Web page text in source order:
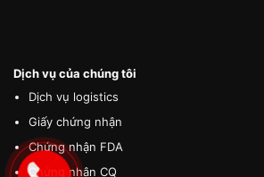
Dịch vụ của chúng tôi
Dịch vụ logistics
Giấy chứng nhận
Chứng nhận FDA
Chứng nhận CQ